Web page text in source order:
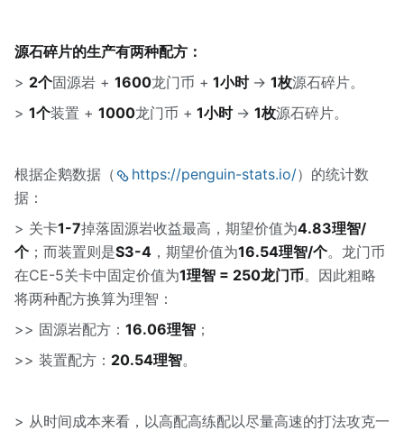
源石碎片的生产有两种配方：
> 2个固源岩 + 1600龙门币 + 1小时 → 1枚源石碎片。
> 1个装置 + 1000龙门币 + 1小时 → 1枚源石碎片。
根据企鹅数据（ https://penguin-stats.io/）的统计数
据：
> 关卡1-7掉落固源岩收益最高，期望价值为4.83理智/
个 ；而装置则是S3-4 ，期望价值为16.54理智/个。龙门币
在CE-5关卡中固定价值为1理智 = 250龙门币。因此粗略
将两种配方换算为理智：
>> 固源岩配方： 16.06理智 ；
>> 装置配方： 20.54理智。
> 从时间成本来看，以高配高练配以尽量高速的打法攻克一